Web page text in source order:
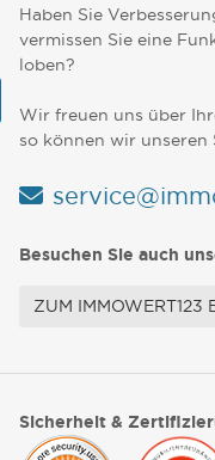
Haben Sie
vermissen Sie eine
loben?
Wir freuen uns über
so können wir
Besuchen Sie auch
ZUM IMMOWERT123
Sicherheit &